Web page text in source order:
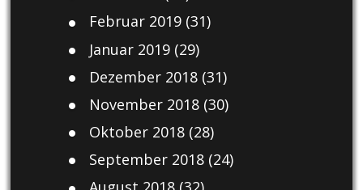
Februar 2019(31)
Januar 2019(29)
Dezember 2018(31)
November 2018(30)
Oktober 2018(28)
September 2018(24)